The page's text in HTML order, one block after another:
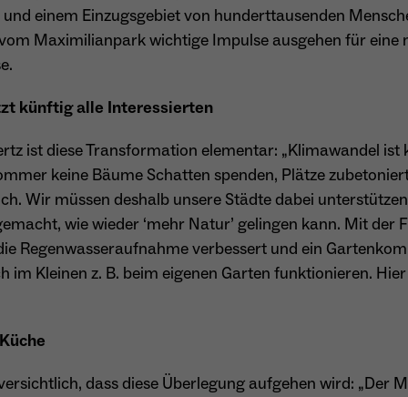
Anbieter Google Analytics
Zweck Unterscheidung der Webseitenbesucher.
Name _ga_TNS3S6RE8W
Anbieter
Laufzeit 2 Jahre
einem Einzugsgebiet von hunderttausenden
Maximilianpark wichtige Impulse ausgehen für
künftig alle Interessierten
ist diese Transformation elementar: „Klimawandel
keine Bäume Schatten spenden, Plätze
Wir müssen deshalb unsere Städte dabei
wie wieder ‘mehr Natur’ gelingen kann. Mit der
Regenwasseraufnahme verbessert und ein
im Kleinen z. B. beim eigenen Garten funktionieren.
dass diese Überlegung aufgehen wird: „Der